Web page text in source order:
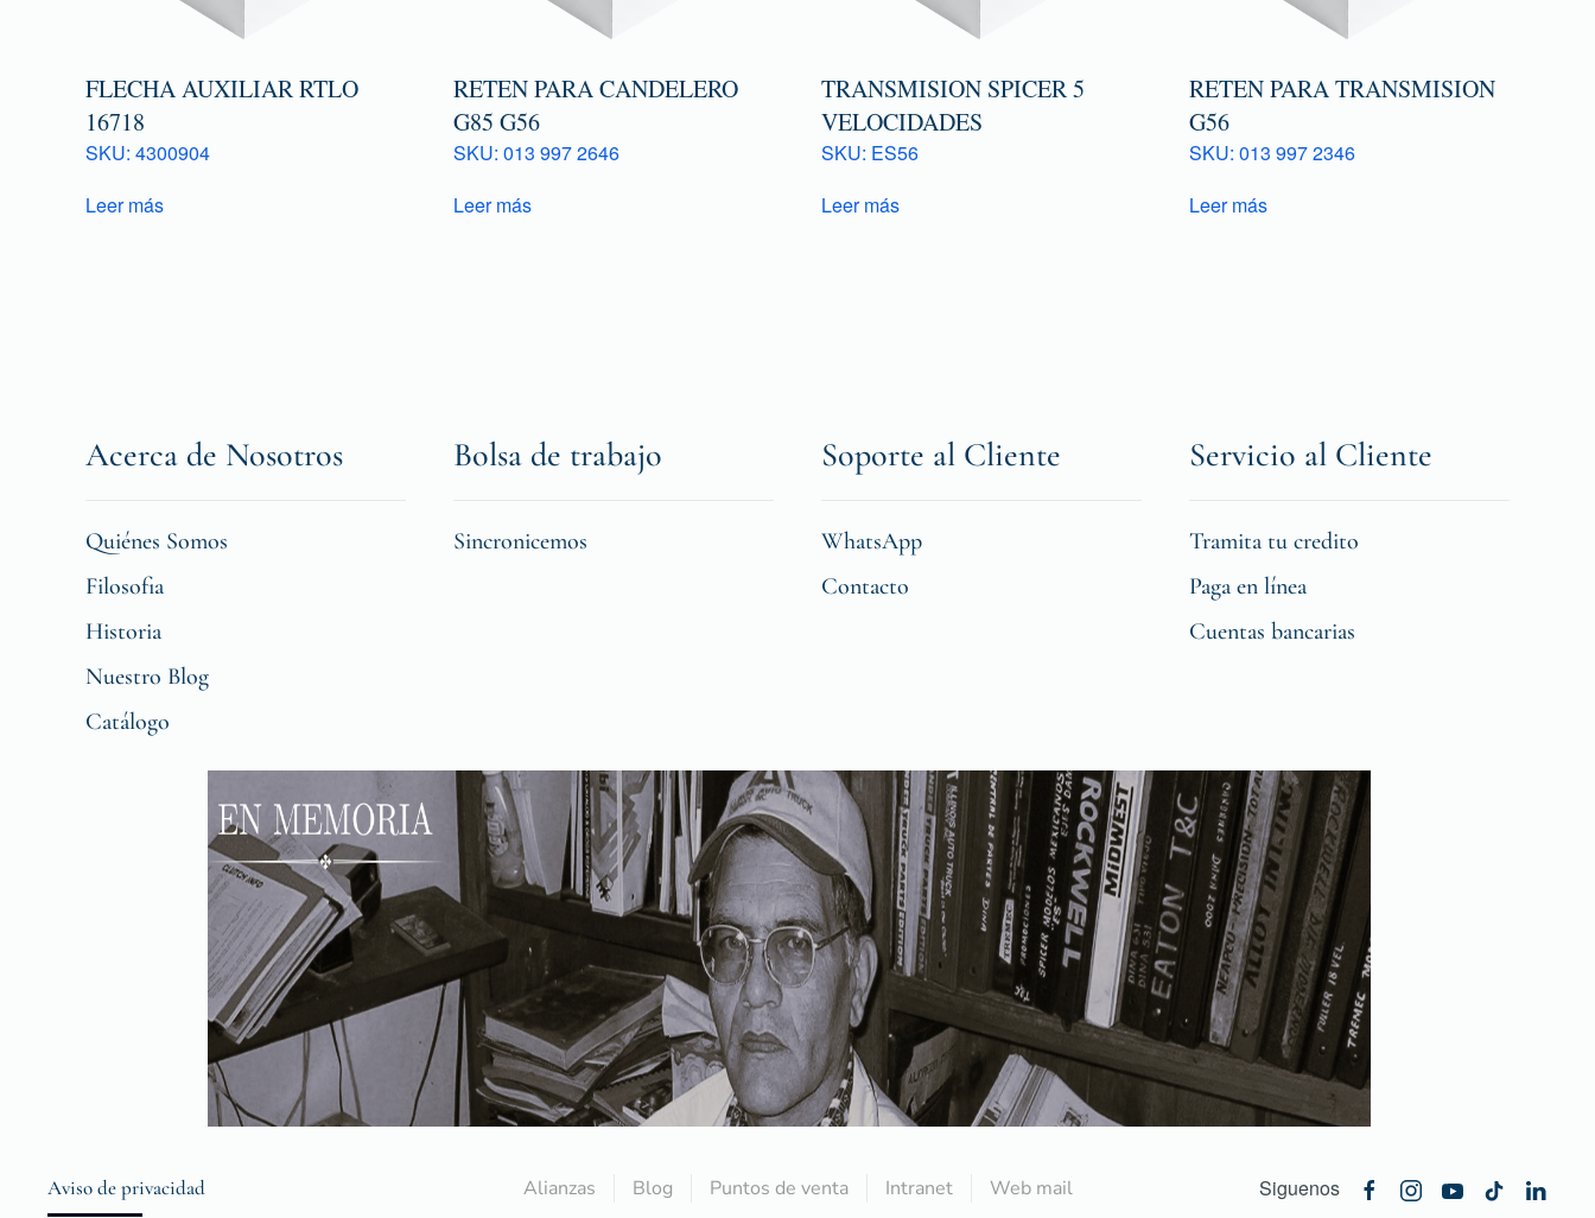
FLECHA AUXILIAR RTLO
16718
SKU: 4300904
Leer más
RETEN PARA CANDELERO
G85 G56
SKU: 013 997 2646
Leer más
TRANSMISION SPICER 5
VELOCIDADES
SKU: ES56
Leer más
RETEN PARA TRANSMISION
G56
SKU: 013 997 2346
Leer más
Acerca de Nosotros
Quiénes Somos
Filosofia
Historia
Nuestro Blog
Catálogo
Bolsa de trabajo
Sincronicemos
Soporte al Cliente
WhatsApp
Contacto
Servicio al Cliente
Tramita tu credito
Paga en línea
Cuentas bancarias
Aviso de privacidad Alianzas Blog Puntos de venta Intranet Web mail Siguenos